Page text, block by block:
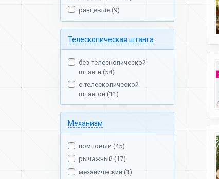
ранцевые (9)
Телескопическая штанга
без телескопической
штанги (54)
с телескопической
штангой (11)
Механизм
помповый (45)
рычажный (17)
механический (1)